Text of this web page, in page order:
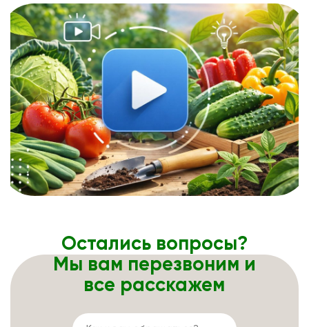
Остались вопросы?
Мы вам перезвоним и
все расскажем